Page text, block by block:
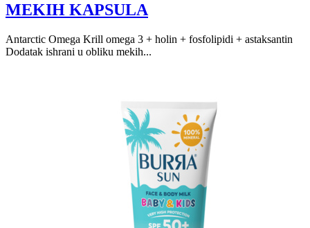
MEKIH KAPSULA
Antarctic Omega Krill omega 3 + holin + fosfolipidi + astaksantin
Dodatak ishrani u obliku mekih...